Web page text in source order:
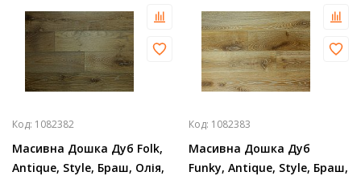
Код: 1082382
Масивна Дошка Дуб Folk,
Antique, Style, Браш, Олія,
Код: 1082383
Масивна Дошка Дуб
Funky, Antique, Style, Браш,